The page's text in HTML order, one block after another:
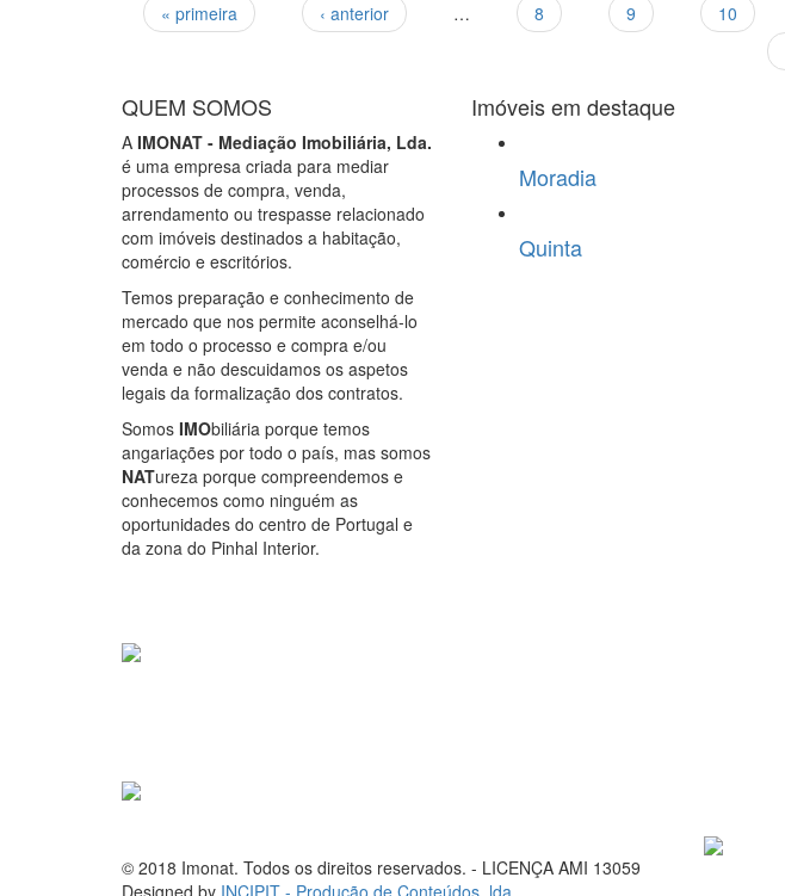
Páginas
« primeira ‹ anterior … 8 9 10
QUEM SOMOS
A IMONAT - Mediação Imobiliária, Lda.
é uma empresa criada para mediar
processos de compra, venda,
arrendamento ou trespasse relacionado
com imóveis destinados a habitação,
comércio e escritórios.
Temos preparação e conhecimento de
mercado que nos permite aconselhá-lo
em todo o processo e compra e/ou
venda e não descuidamos os aspetos
legais da formalização dos contratos.
Somos IMObiliária porque temos
angariações por todo o país, mas somos
NATureza porque compreendemos e
conhecemos como ninguém as
oportunidades do centro de Portugal e
da zona do Pinhal Interior.
Imóveis em destaque
Moradia
Quinta
© 2018 Imonat. Todos os direitos reservados. - LICENÇA AMI 13059
Designed by INCIPIT - Produção de Conteúdos, lda